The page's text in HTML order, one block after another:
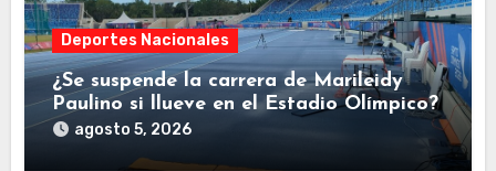
Deportes Nacionales
¿Se suspende la carrera de Marileidy
Paulino si llueve en el Estadio Olímpico?
agosto 5, 2026